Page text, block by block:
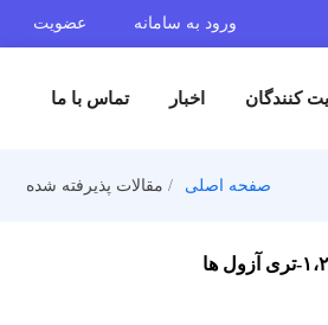
ورود به سامانه عضویت
اخبار تماس با ما
مقالات پذیرفته شده